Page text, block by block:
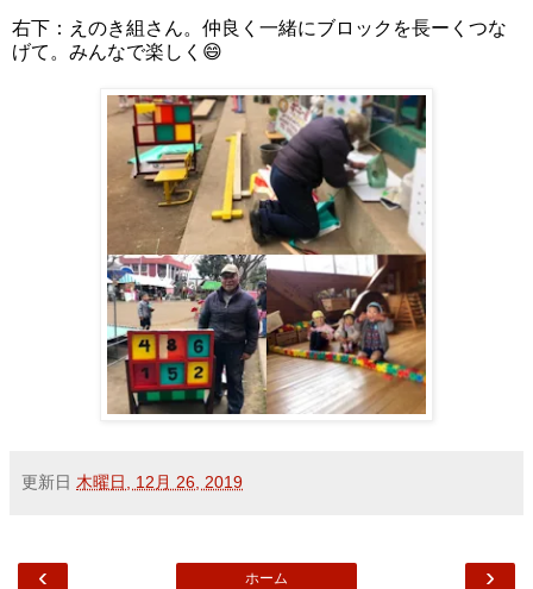
右下：えのき組さん。仲良く一緒にブロックを長ーくつな
げて。みんなで楽しく😄
更新日 木曜日, 12月 26, 2019
‹ ›
ホーム